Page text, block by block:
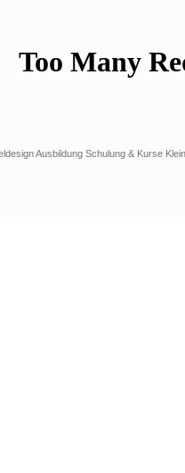
Ausbildung Schulung & Kurse